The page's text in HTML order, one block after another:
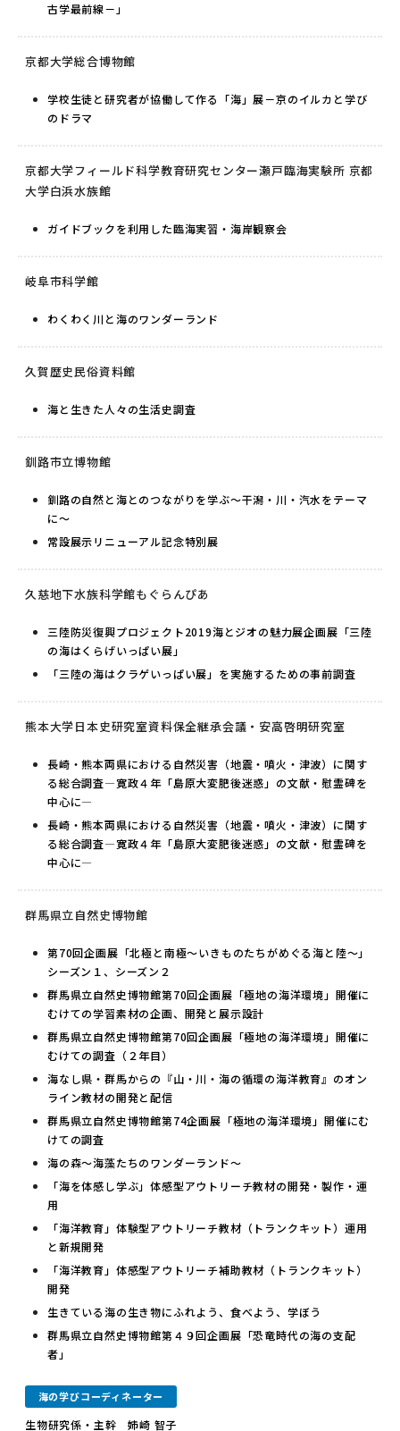
古学最前線－」
京都大学総合博物館
学校生徒と研究者が協働して作る「海」展－京のイルカと学び
のドラマ
京都大学フィールド科学教育研究センター瀬戸臨海実験所 京都
大学白浜水族館
ガイドブックを利用した臨海実習・海岸観察会
岐阜市科学館
わくわく川と海のワンダーランド
久賀歴史民俗資料館
海と生きた人々の生活史調査
釧路市立博物館
釧路の自然と海とのつながりを学ぶ〜干潟・川・汽水をテーマ
に〜
常設展示リニューアル記念特別展
久慈地下水族科学館もぐらんぴあ
三陸防災復興プロジェクト2019海とジオの魅力展企画展「三陸
の海はくらげいっぱい展」
「三陸の海はクラゲいっぱい展」を実施するための事前調査
熊本大学日本史研究室資料保全継承会議・安高啓明研究室
長崎・熊本両県における自然災害（地震・噴火・津波）に関す
る総合調査―寛政４年「島原大変肥後迷惑」の文献・慰霊碑を
中心に―
長崎・熊本両県における自然災害（地震・噴火・津波）に関す
る総合調査―寛政４年「島原大変肥後迷惑」の文献・慰霊碑を
中心に―
群馬県立自然史博物館
第70回企画展「北極と南極～いきものたちがめぐる海と陸～」
シーズン１、シーズン２
群馬県立自然史博物館第70回企画展「極地の海洋環境」開催に
むけての学習素材の企画、開発と展示設計
群馬県立自然史博物館第70回企画展「極地の海洋環境」開催に
むけての調査（２年目）
海なし県・群馬からの『山・川・海の循環の海洋教育』のオン
ライン教材の開発と配信
群馬県立自然史博物館第74企画展「極地の海洋環境」開催にむ
けての調査
海の森～海藻たちのワンダーランド～
「海を体感し学ぶ」体感型アウトリーチ教材の開発・製作・運
用
「海洋教育」体験型アウトリーチ教材（トランクキット）運用
と新規開発
「海洋教育」体感型アウトリーチ補助教材（トランクキット）
開発
生きている海の生き物にふれよう、食べよう、学ぼう
群馬県立自然史博物館第４９回企画展「恐竜時代の海の支配
者」
海の学びコーディネーター
生物研究係・主幹 姉崎 智子